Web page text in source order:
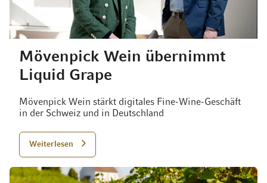
Mövenpick Wein übernimmt
Liquid Grape
Mövenpick Wein stärkt digitales Fine-Wine-Geschäft
in der Schweiz und in Deutschland
Weiterlesen